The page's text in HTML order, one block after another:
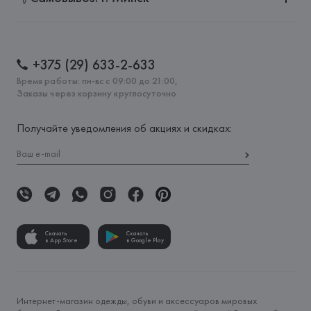
+375 (29) 633-2-633
Время работы: пн-вс с 09:00 до 21:00,
Заказы через корзину круглосуточно
Получайте уведомления об акциях и скидках:
Скачать
в App Store
Скачать
в Google Play
Интернет-магазин одежды, обуви и аксессуаров мировых